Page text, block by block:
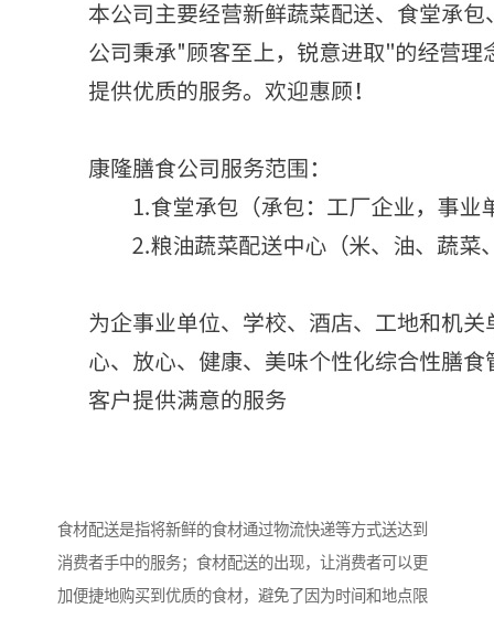
食材配送是指将新鲜的食材通过物流快递等方式送达到
消费者手中的服务；食材配送的出现，让消费者可以更
加便捷地购买到优质的食材，避免了因为时间和地点限